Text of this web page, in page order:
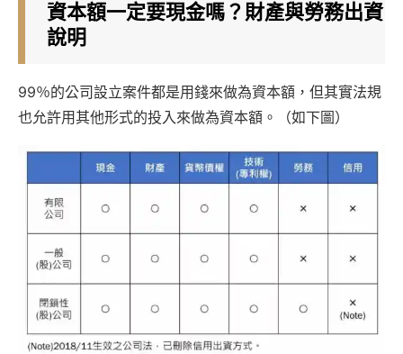
資本額一定要現金嗎？財產與勞務出資
說明
99％的公司設立案件都是用錢來做為資本額，但其實法規
也允許用其他形式的投入來做為資本額。（如下圖）